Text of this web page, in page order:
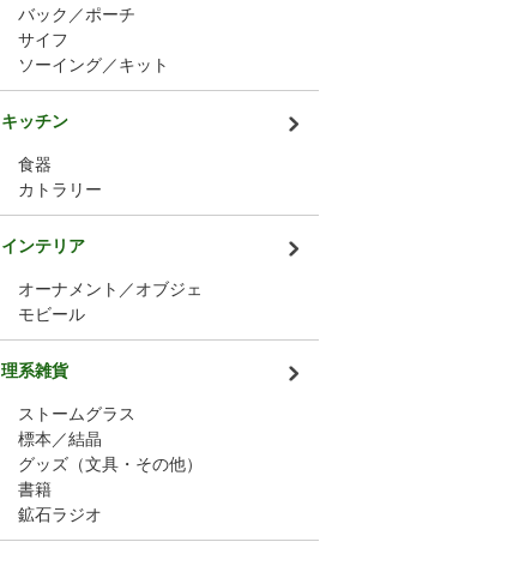
バック／ポーチ
サイフ
ソーイング／キット
キッチン
食器
カトラリー
インテリア
オーナメント／オブジェ
モビール
理系雑貨
ストームグラス
標本／結晶
グッズ（文具・その他）
書籍
鉱石ラジオ